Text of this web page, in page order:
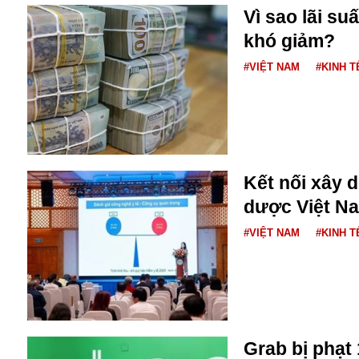
Diego Maradona
Di cư
Dòng chảy phương Bắc 1
Dải Gaza
Facebook
FED
Fansipan
F0
FLC
F-16
Gương sáng
Golf
Vì sao lãi
khó giảm?
#VIỆT NAM #KINH
Kết nối xây
dược Việt
#VIỆT NAM #KINH
Grab bị phạt